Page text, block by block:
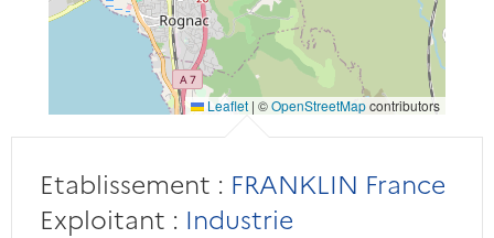
Leaflet | ©OpenStreetMapcontributors
Etablissement : FRANKLIN France
Exploitant : Industrie